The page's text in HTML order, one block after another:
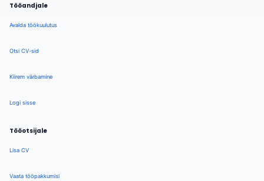
Tööandjale
Avalda töökuulutus
Otsi CV-sid
Kiirem värbamine
Logi sisse
Tööotsijale
Lisa CV
Vaata tööpakkumisi